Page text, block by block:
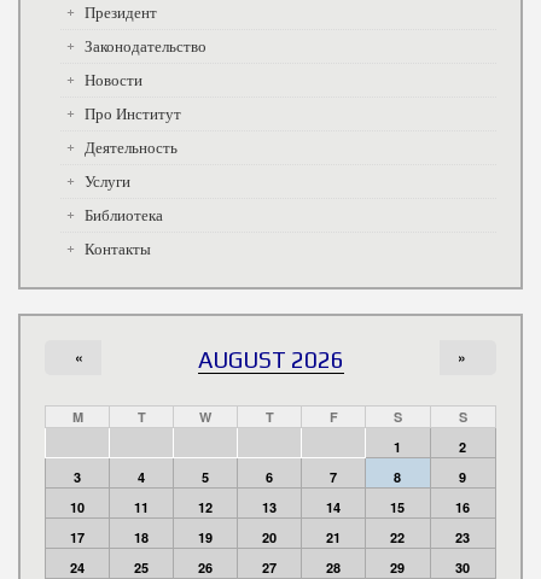
Президент
Законодательство
Новости
Про Институт
Деятельность
Услуги
Библиотека
Контакты
AUGUST 2026
« »
M T W T F S
S
1
2
3
4 5 6 7 8
9
10
11 12 13 14 15
16
17
18 19 20 21 22
23
24
25 26 27 28 29
30